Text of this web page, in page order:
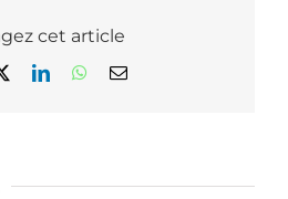
cet article
LinkedInWhatsApp
Email